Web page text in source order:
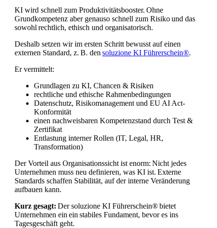
KI wird schnell zum Produktivitätsbooster. Ohne
Grundkompetenz aber genauso schnell zum Risiko und das
sowohl rechtlich, ethisch und organisatorisch.
Deshalb setzen wir im ersten Schritt bewusst auf einen
externen Standard, z. B. densoluzione KI Führerschein®.
Er vermittelt:
Grundlagen zu KI, Chancen & Risiken
rechtliche und ethische Rahmenbedingungen
Datenschutz, Risikomanagement und EU AI Act-
Konformität
einen nachweisbaren Kompetenzstand durch Test &
Zertifikat
Entlastung interner Rollen (IT, Legal, HR,
Transformation)
Der Vorteil aus Organisationssicht ist enorm: Nicht jedes
Unternehmen muss neu definieren, was KI ist. Externe
Standards schaffen Stabilität, auf der interne Veränderung
aufbauen kann.
Kurz gesagt: Der soluzione KI Führerschein® bietet
Unternehmen ein ein stabiles Fundament, bevor es ins
Tagesgeschäft geht.